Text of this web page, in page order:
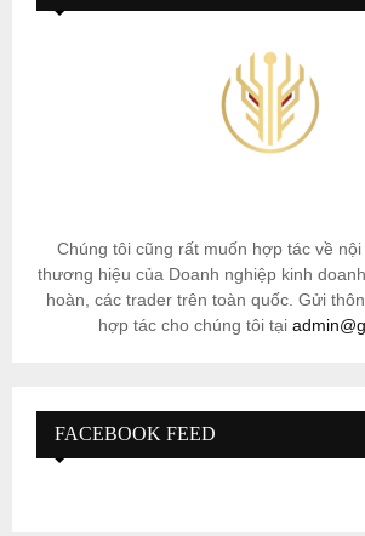
Chúng tôi cũng rất muốn hợp tác về
thương hiệu của Doanh nghiệp kinh
hoàn, các trader trên toàn quốc. Gửi
hợp tác cho chúng tôi tại
FACEBOOK FEED